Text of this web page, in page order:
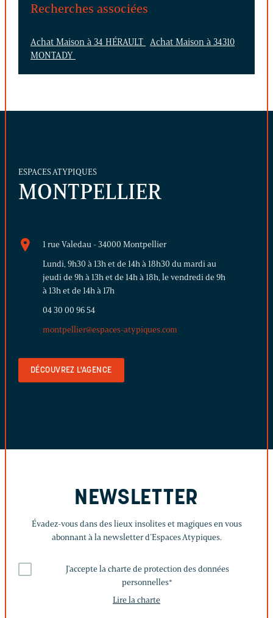
Recherches associées
Achat Maison à 34 HÉRAULT
Achat Maison à 34310
MONTADY
ESPACES ATYPIQUES
MONTPELLIER
1 rue Valedau - 34000 Montpellier
Lundi, 9h30 à 13h et de 14h à 18h30 du mardi au
jeudi de 9h à 13h et de 14h à 18h, le vendredi de 9h
à 13h et de 14h à 17h
04 30 00 96 54
montpellier@espaces-atypiques.com
DÉCOUVREZ L'AGENCE
NEWSLETTER
Évadez-vous dans des lieux insolites et magiques en vous
abonnant à la newsletter d’Espaces Atypiques.
J'accepte la charte de protection des données
personnelles*
Lire la charte